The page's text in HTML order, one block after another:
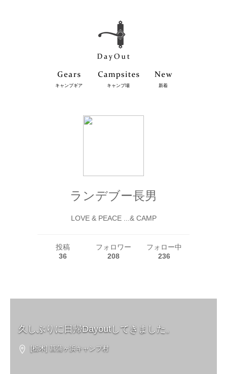
キャンプギア キャンプ場 新着
ランデブー長男
LOVE & PEACE ...& CAMP
投稿
36
フォロワー
208
フォロー中
236
久しぶりに日帰Dayoutしてきました。
[栃木] 菖蒲ヶ浜キャンプ村